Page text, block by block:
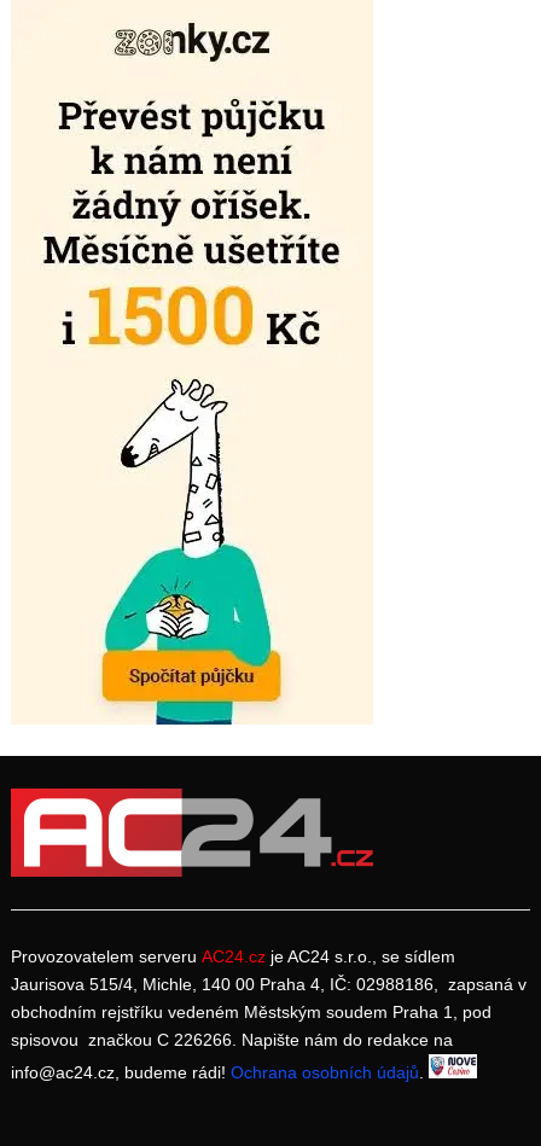
Provozovatelem serveru AC24.cz je AC24 s.r.o., se sídlem
Jaurisova 515/4, Michle, 140 00 Praha 4, IČ: 02988186, zapsaná v
obchodním rejstříku vedeném Městským soudem Praha 1, pod
spisovou značkou C 226266. Napište nám do redakce na
info@ac24.cz, budeme rádi! Ochrana osobních údajů.